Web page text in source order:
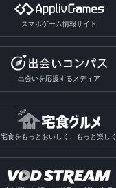
スマホゲーム情報サイト
出会いを応援するメディア
宅食をもっとおいしく、もっと楽しく